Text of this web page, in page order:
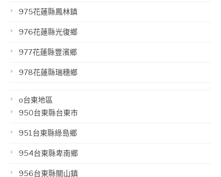
975花蓮縣鳳林鎮
976花蓮縣光復鄉
977花蓮縣豐濱鄉
978花蓮縣瑞穗鄉
o台東地區
950台東縣台東市
951台東縣綠島鄉
954台東縣卑南鄉
956台東縣關山鎮